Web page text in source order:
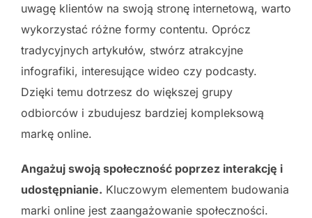
uwagę klientów na swoją stronę internetową, warto
wykorzystać różne formy contentu. Oprócz
tradycyjnych artykułów, stwórz atrakcyjne
infografiki, interesujące wideo czy podcasty.
Dzięki temu dotrzesz do większej grupy
odbiorców i zbudujesz bardziej kompleksową
markę online.
Angażuj swoją społeczność poprzez interakcję i
udostępnianie. Kluczowym elementem budowania
marki online jest zaangażowanie społeczności.